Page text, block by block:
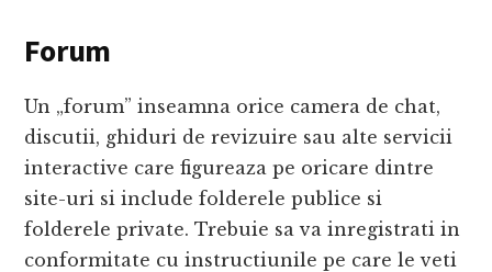
Forum
Un „forum” inseamna orice camera de chat,
discutii, ghiduri de revizuire sau alte servicii
interactive care figureaza pe oricare dintre
site-uri si include folderele publice si
folderele private. Trebuie sa va inregistrati in
conformitate cu instructiunile pe care le veti